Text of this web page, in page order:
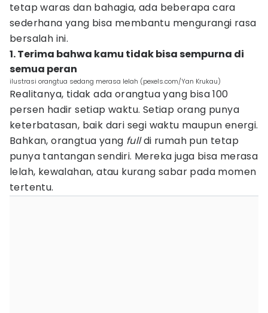
tetap waras dan bahagia, ada beberapa cara
sederhana yang bisa membantu mengurangi rasa
bersalah ini.
1. Terima bahwa kamu tidak bisa sempurna di
semua peran
ilustrasi orangtua sedang merasa lelah (pexels.com/Yan Krukau)
Realitanya, tidak ada orangtua yang bisa 100
persen hadir setiap waktu. Setiap orang punya
keterbatasan, baik dari segi waktu maupun energi.
Bahkan, orangtua yang fulldi rumah pun tetap
punya tantangan sendiri. Mereka juga bisa merasa
lelah, kewalahan, atau kurang sabar pada momen
tertentu.